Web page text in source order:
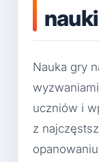
Nauka gry
uczniów i
z